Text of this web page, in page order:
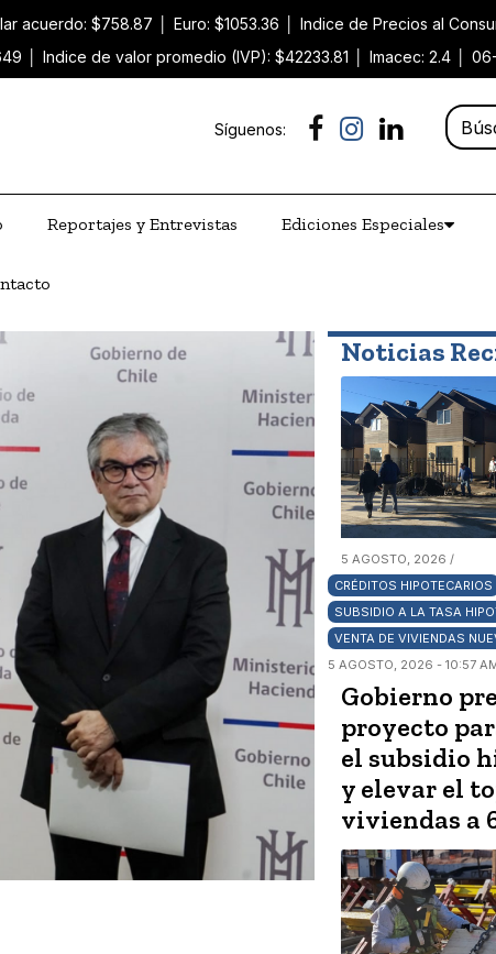
acuerdo: $758.87 Euro: $1053.36 Indice de Precios al
Indice de valor promedio (IVP): $42233.81 Imacec: 2.4
Síguenos:
Reportajes y Entrevistas Ediciones Especiales
Noticias
5 AGOSTO, 2026 /
CRÉDITOS HIPOTECARIOS
SUBSIDIO A LA TASA
VENTA DE VIVIENDAS
5 AGOSTO, 2026 - 10:57
Gobierno
proyecto
el subsidio
y elevar el
viviendas a